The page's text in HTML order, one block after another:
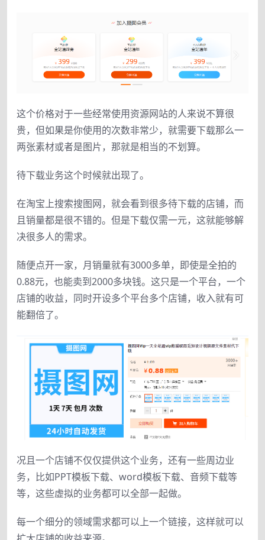
这个价格对于一些经常使用资源网站的人来说不算很
贵，但如果是你使用的次数非常少，就需要下载那么一
两张素材或者是图片，那就是相当的不划算。
待下载业务这个时候就出现了。
在淘宝上搜索搜图网，就会看到很多待下载的店铺，而
且销量都是很不错的。但是下载仅需一元，这就能够解
决很多人的需求。
随便点开一家，月销量就有3000多单，即使是全拍的
0.88元，也能卖到2000多块钱。这只是一个平台，一个
店铺的收益，同时开设多个平台多个店铺，收入就有可
能翻倍了。
况且一个店铺不仅仅提供这个业务，还有一些周边业
务，比如PPT模板下载、word模板下载、音频下载等
等，这些虚拟的业务都可以全部一起做。
每一个细分的领域需求都可以上一个链接，这样就可以